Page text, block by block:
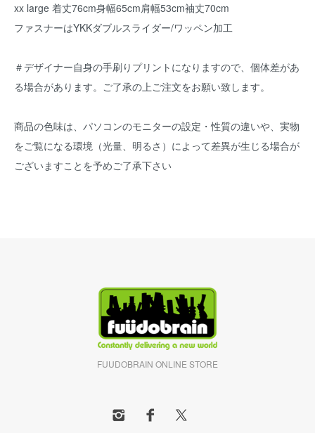
xx large 着丈76cm身幅65cm肩幅53cm袖丈70cm
ファスナーはYKKダブルスライダー/ワッペン加工
＃デザイナー自身の手刷りプリントになりますので、個体差があ
る場合があります。ご了承の上ご注文をお願い致します。
商品の色味は、パソコンのモニターの設定・性質の違いや、実物
をご覧になる環境（光量、明るさ）によって差異が生じる場合が
ございますことを予めご了承下さい
FUUDOBRAIN ONLINE STORE